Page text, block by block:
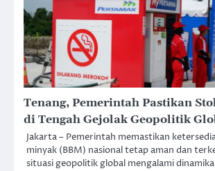
Tenang, Pemerintah Pastikan
di Tengah Gejolak Geopolitik
Jakarta – Pemerintah memastikan
minyak (BBM) nasional tetap aman dan
situasi geopolitik global mengalami